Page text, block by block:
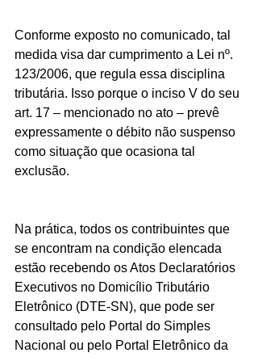
Conforme exposto no comunicado, tal
medida visa dar cumprimento a Lei nº.
123/2006, que regula essa disciplina
tributária. Isso porque o inciso V do seu
art. 17 – mencionado no ato – prevê
expressamente o débito não suspenso
como situação que ocasiona tal
exclusão.
Na prática, todos os contribuintes que
se encontram na condição elencada
estão recebendo os Atos Declaratórios
Executivos no Domicílio Tributário
Eletrônico (DTE-SN), que pode ser
consultado pelo Portal do Simples
Nacional ou pelo Portal Eletrônico da